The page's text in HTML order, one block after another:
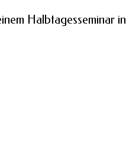
Halbtagesseminar in